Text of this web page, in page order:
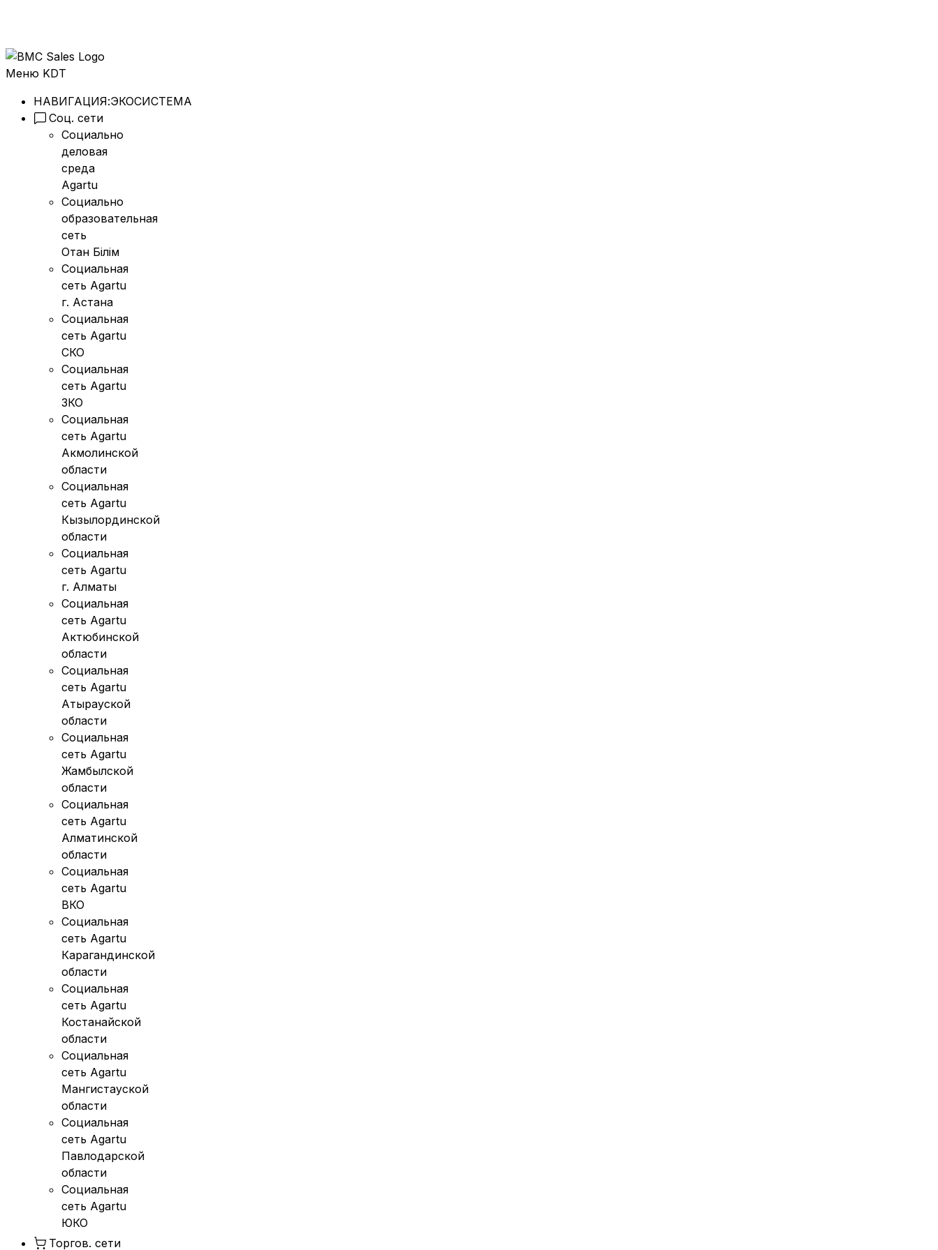
Меню KDT
НАВИГАЦИЯ:ЭКОСИСТЕМА
Соц. сети
Социально
деловая
среда
Agartu
Социально
образовательная
сеть
Отан Бiлiм
Социальная
сеть Agartu
г. Астана
Социальная
сеть Agartu
СКО
Социальная
сеть Agartu
ЗКО
Социальная
сеть Agartu
Акмолинской
области
Социальная
сеть Agartu
Кызылординской
области
Социальная
сеть Agartu
г. Алматы
Социальная
сеть Agartu
Актюбинской
области
Социальная
сеть Agartu
Атырауской
области
Социальная
сеть Agartu
Жамбылской
области
Социальная
сеть Agartu
Алматинской
области
Социальная
сеть Agartu
ВКО
Социальная
сеть Agartu
Карагандинской
области
Социальная
сеть Agartu
Костанайской
области
Социальная
сеть Agartu
Мангистауской
области
Социальная
сеть Agartu
Павлодарской
области
Социальная
сеть Agartu
ЮКО
Торгов. сети